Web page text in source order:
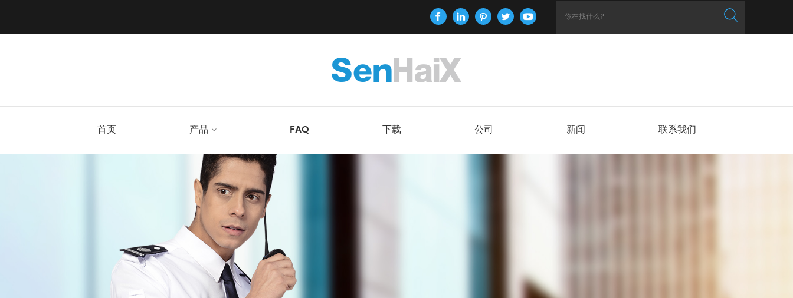
首页 产品 FAQ 下载 公司 新闻 联系我们